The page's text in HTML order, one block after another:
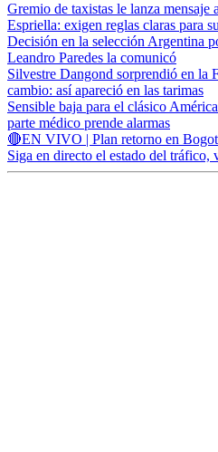
Gremio de taxistas le lanza
Espriella: exigen reglas claras para
Decisión en la selección Argentina
Leandro Paredes la comunicó
Silvestre Dangond sorprendió en la
cambio: así apareció en las tarimas
Sensible baja para el clásico
parte médico prende alarmas
🔴EN VIVO | Plan retorno en
Siga en directo el estado del tráfico,